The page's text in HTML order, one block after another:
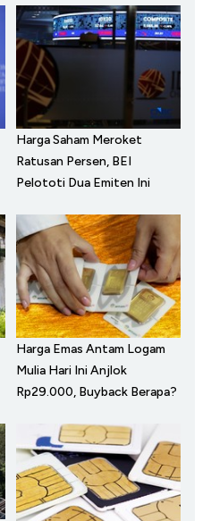
Harga Saham Meroket
Ratusan Persen, BEI
Pelototi Dua Emiten Ini
Harga Emas Antam Logam
Mulia Hari Ini Anjlok
Rp29.000, Buyback Berapa?